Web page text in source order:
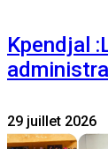
Kpendjal
29 juillet 2026